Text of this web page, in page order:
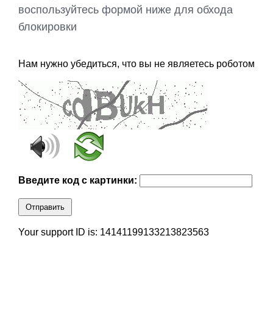
воспользуйтесь формой ниже для обхода
блокировки
Нам нужно убедиться, что вы не являетесь роботом
Введите код с картинки:
Отправить
Your support ID is: 14141199133213823563